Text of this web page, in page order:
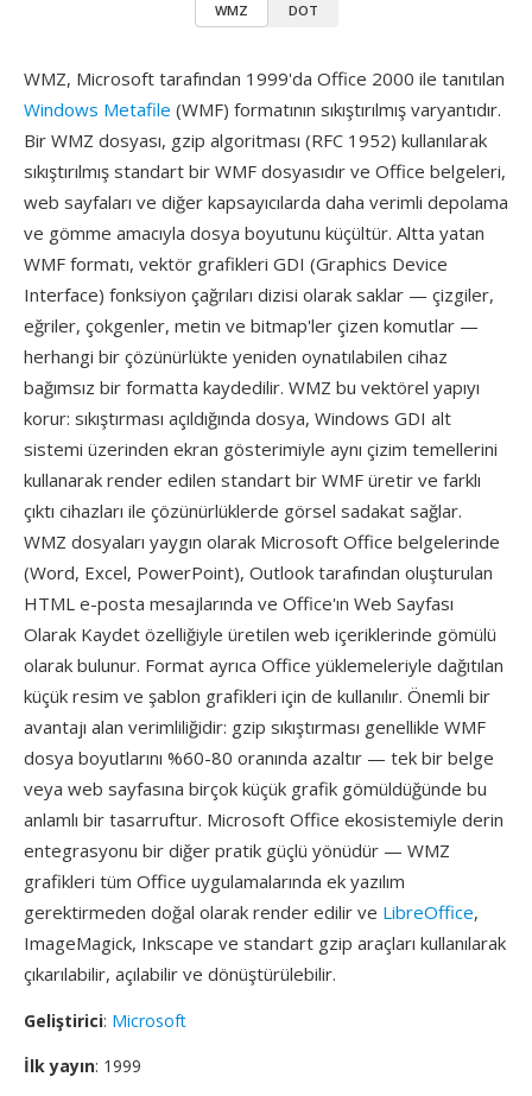
WMZ DOT
WMZ, Microsoft tarafından 1999'da Office 2000 ile tanıtılan
Windows Metafile (WMF) formatının sıkıştırılmış varyantıdır.
Bir WMZ dosyası, gzip algoritması (RFC 1952) kullanılarak
sıkıştırılmış standart bir WMF dosyasıdır ve Office belgeleri,
web sayfaları ve diğer kapsayıcılarda daha verimli depolama
ve gömme amacıyla dosya boyutunu küçültür. Altta yatan
WMF formatı, vektör grafikleri GDI (Graphics Device
Interface) fonksiyon çağrıları dizisi olarak saklar — çizgiler,
eğriler, çokgenler, metin ve bitmap'ler çizen komutlar —
herhangi bir çözünürlükte yeniden oynatılabilen cihaz
bağımsız bir formatta kaydedilir. WMZ bu vektörel yapıyı
korur: sıkıştırması açıldığında dosya, Windows GDI alt
sistemi üzerinden ekran gösterimiyle aynı çizim temellerini
kullanarak render edilen standart bir WMF üretir ve farklı
çıktı cihazları ile çözünürlüklerde görsel sadakat sağlar.
WMZ dosyaları yaygın olarak Microsoft Office belgelerinde
(Word, Excel, PowerPoint), Outlook tarafından oluşturulan
HTML e-posta mesajlarında ve Office'ın Web Sayfası
Olarak Kaydet özelliğiyle üretilen web içeriklerinde gömülü
olarak bulunur. Format ayrıca Office yüklemeleriyle dağıtılan
küçük resim ve şablon grafikleri için de kullanılır. Önemli bir
avantajı alan verimliliğidir: gzip sıkıştırması genellikle WMF
dosya boyutlarını %60-80 oranında azaltır — tek bir belge
veya web sayfasına birçok küçük grafik gömüldüğünde bu
anlamlı bir tasarruftur. Microsoft Office ekosistemiyle derin
entegrasyonu bir diğer pratik güçlü yönüdür — WMZ
grafikleri tüm Office uygulamalarında ek yazılım
gerektirmeden doğal olarak render edilir ve LibreOffice,
ImageMagick, Inkscape ve standart gzip araçları kullanılarak
çıkarılabilir, açılabilir ve dönüştürülebilir.
Geliştirici: Microsoft
İlk yayın: 1999